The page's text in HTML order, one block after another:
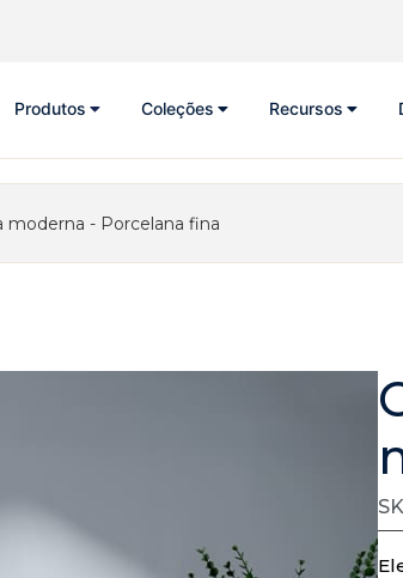
Produtos Coleções Recursos
moderna - Porcelana fina